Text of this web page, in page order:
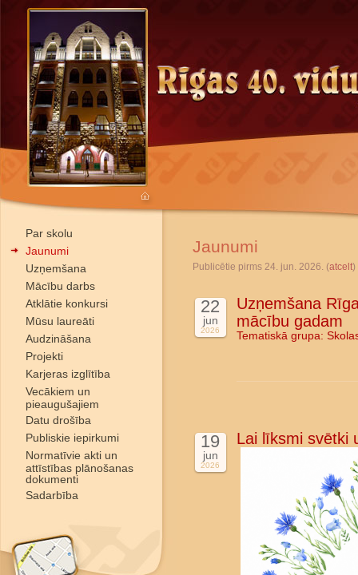
Par skolu
Jaunumi
Uzņemšana
Mācību darbs
Atklātie konkursi
Mūsu laureāti
Audzināšana
Projekti
Karjeras izglītība
Vecākiem un
pieaugušajiem
Datu drošība
Publiskie iepirkumi
Normatīvie akti un
attīstības plānošanas
dokumenti
Sadarbība
Jaunumi
Publicētie pirms 24. jun. 2026. (atcelt)
22
jun
2026
Uzņemšana
mācību gadam
Tematiskā grupa:
19
jun
2026
Lai līksmi svētki